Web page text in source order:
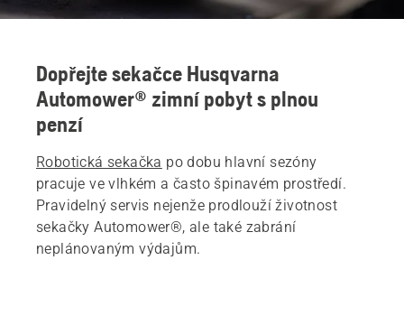
Dopřejte sekačce Husqvarna
Automower® zimní pobyt s plnou
penzí
Robotická sekačka po dobu hlavní sezóny
pracuje ve vlhkém a často špinavém prostředí.
Pravidelný servis nejenže prodlouží životnost
sekačky Automower®, ale také zabrání
neplánovaným výdajům.